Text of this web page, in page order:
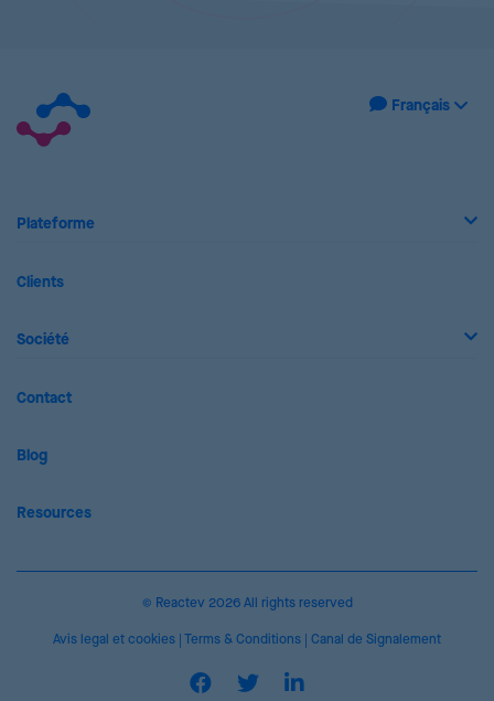
Plateforme
Clients
Société
Contact
Blog
Resources
© Reactev 2026 All rights reserved
Avis legal et cookies Terms & Conditions Canal de Signalement